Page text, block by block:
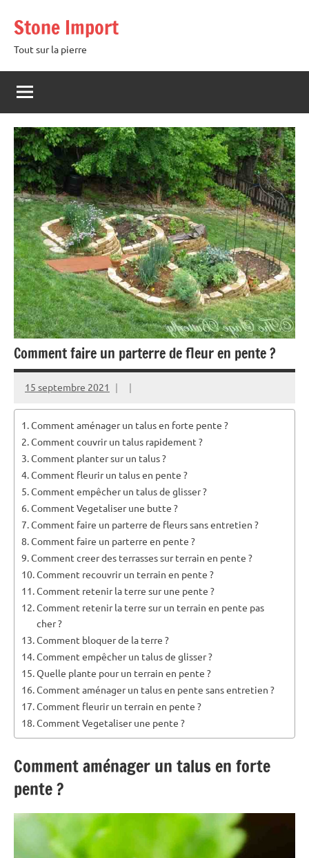
contenu
Stone Import
Tout sur la pierre
Comment faire un parterre de fleur en pente ?
15 septembre 2021
Comment aménager un talus en forte pente ?
Comment couvrir un talus rapidement ?
Comment planter sur un talus ?
Comment fleurir un talus en pente ?
Comment empêcher un talus de glisser ?
Comment Vegetaliser une butte ?
Comment faire un parterre de fleurs sans entretien ?
Comment faire un parterre en pente ?
Comment creer des terrasses sur terrain en pente ?
Comment recouvrir un terrain en pente ?
Comment retenir la terre sur une pente ?
Comment retenir la terre sur un terrain en pente pas
cher ?
Comment bloquer de la terre ?
Comment empêcher un talus de glisser ?
Quelle plante pour un terrain en pente ?
Comment aménager un talus en pente sans entretien ?
Comment fleurir un terrain en pente ?
Comment Vegetaliser une pente ?
Comment aménager un talus en forte
pente ?